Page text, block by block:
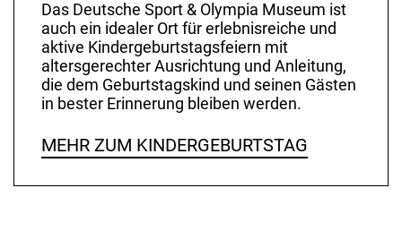
Das Deutsche Sport & Olympia Museum ist
auch ein idealer Ort für erlebnisreiche und
aktive Kindergeburtstagsfeiern mit
altersgerechter Ausrichtung und Anleitung,
die dem Geburtstagskind und seinen Gästen
in bester Erinnerung bleiben werden.
MEHR ZUM KINDERGEBURTSTAG